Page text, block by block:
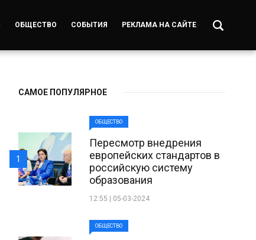
ОБЩЕСТВО СОБЫТИЯ РЕКЛАМА НА САЙТЕ
САМОЕ ПОПУЛЯРНОЕ
ОБЩЕСТВО
Пересмотр внедрения
европейских стандартов в
российскую систему
образования
12:55 | 05-03-2024
1
ОБЩЕСТВО